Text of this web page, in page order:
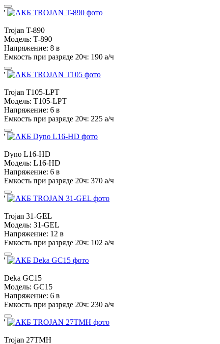
'
Trojan T-890
Модель: T-890
Напряжение: 8 в
Емкость при разряде 20ч: 190 а/ч
'
Trojan T105-LPT
Модель: T105-LPT
Напряжение: 6 в
Емкость при разряде 20ч: 225 а/ч
'
Dyno L16-HD
Модель: L16-HD
Напряжение: 6 в
Емкость при разряде 20ч: 370 а/ч
'
Trojan 31-GEL
Модель: 31-GEL
Напряжение: 12 в
Емкость при разряде 20ч: 102 а/ч
'
Deka GC15
Модель: GC15
Напряжение: 6 в
Емкость при разряде 20ч: 230 а/ч
'
Trojan 27TMH